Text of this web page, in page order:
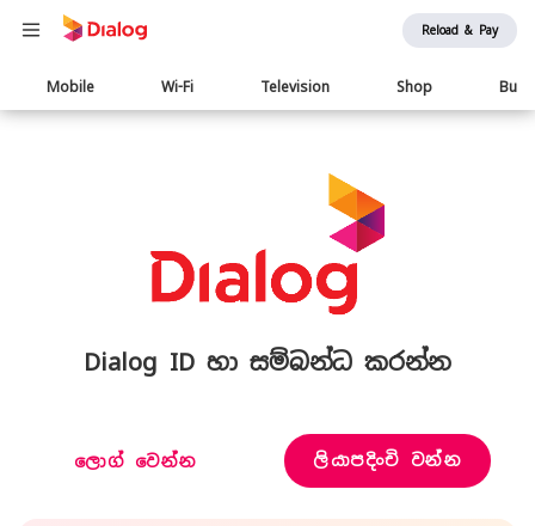
Reload & Pay
Main
navigation
Mobile Wi-Fi Television Shop
Dialog ID හා සම්බන්ධ කරන්න
ලොග් වෙන්න ලියාපදිංචි වන්න